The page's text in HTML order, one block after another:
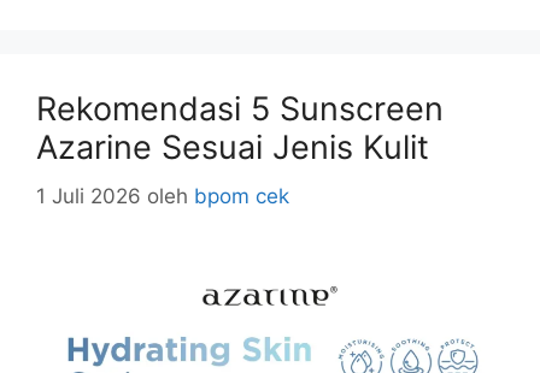
Rekomendasi 5 Sunscreen
Azarine Sesuai Jenis Kulit
1 Juli 2026 oleh bpom cek